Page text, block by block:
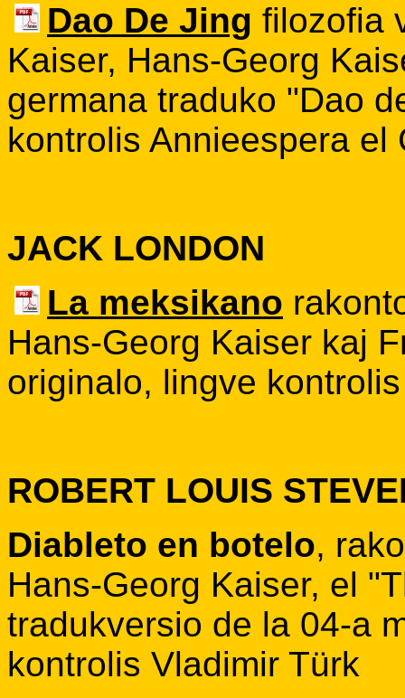
Dao De Jing filozofia
Kaiser, Hans-Georg
germana traduko "Dao
kontrolis Annieespera el
JACK LONDON
La meksikano
Hans-Georg Kaiser kaj
originalo, lingve
ROBERT LOUIS
Diableto en botelo,
Hans-Georg Kaiser, el
tradukversio de la 04-a
kontrolis Vladimir Türk